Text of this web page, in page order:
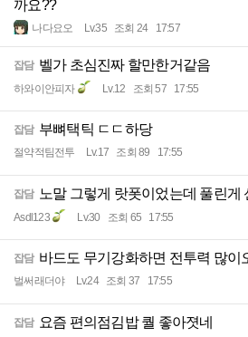
까요??
나다요오 Lv.35 조회 24 17:57
잡담 벨가 초심진짜 할만한거같음
하와이안피자 Lv.12 조회 57 17:55
잡담 부뼈택틱 ㄷㄷ하당
절약적팀전투 Lv.17 조회 89 17:55
잡담 노말 그렇게 랏폿이었는데 풀린게
Asdl123 Lv.30 조회 65 17:55
잡담 바드도 무기강화하면 전투력 많이
벌써래더야 Lv.24 조회 37 17:55
잡담 요즘 편의점김밥 퀄 좋아졋네